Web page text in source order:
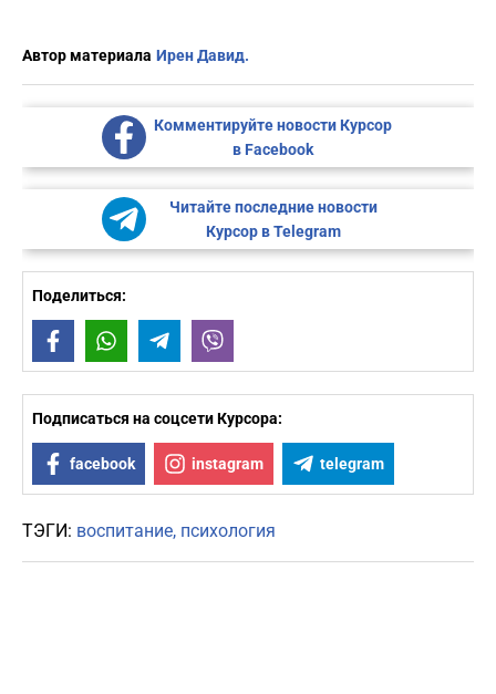
Автор материала Ирен Давид.
Комментируйте новости Курсор
в Facebook
Читайте последние новости
Курсор в Telegram
Поделиться:
FacebookWhatsAppTelegram
Подписаться на соцсети Курсора:
facebook instagram telegram
ТЭГИ: воспитание психология